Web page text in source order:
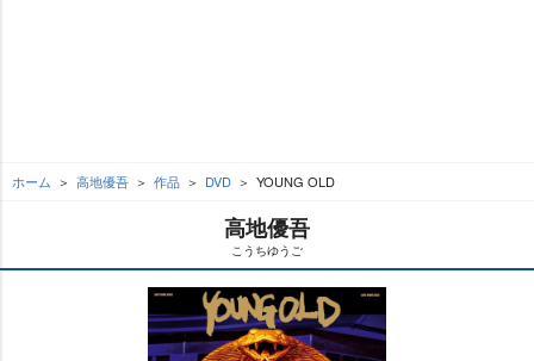
ホーム 高地優吾 作品 DVD YOUNG OLD
高地優吾
こうちゆうご